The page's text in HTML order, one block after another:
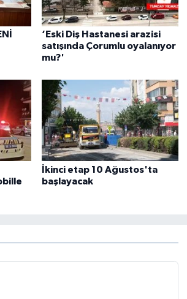
‘Eski Diş Hastanesi arazisi
satışında Çorumlu oyalanıyor
mu?'
İkinci etap 10 Ağustos'ta
başlayacak